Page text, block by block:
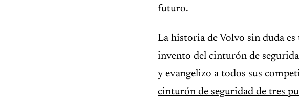
futuro.
La historia de Volvo sin duda
invento del cinturón de
y evangelizo a todos sus
cinturón de seguridad de tres